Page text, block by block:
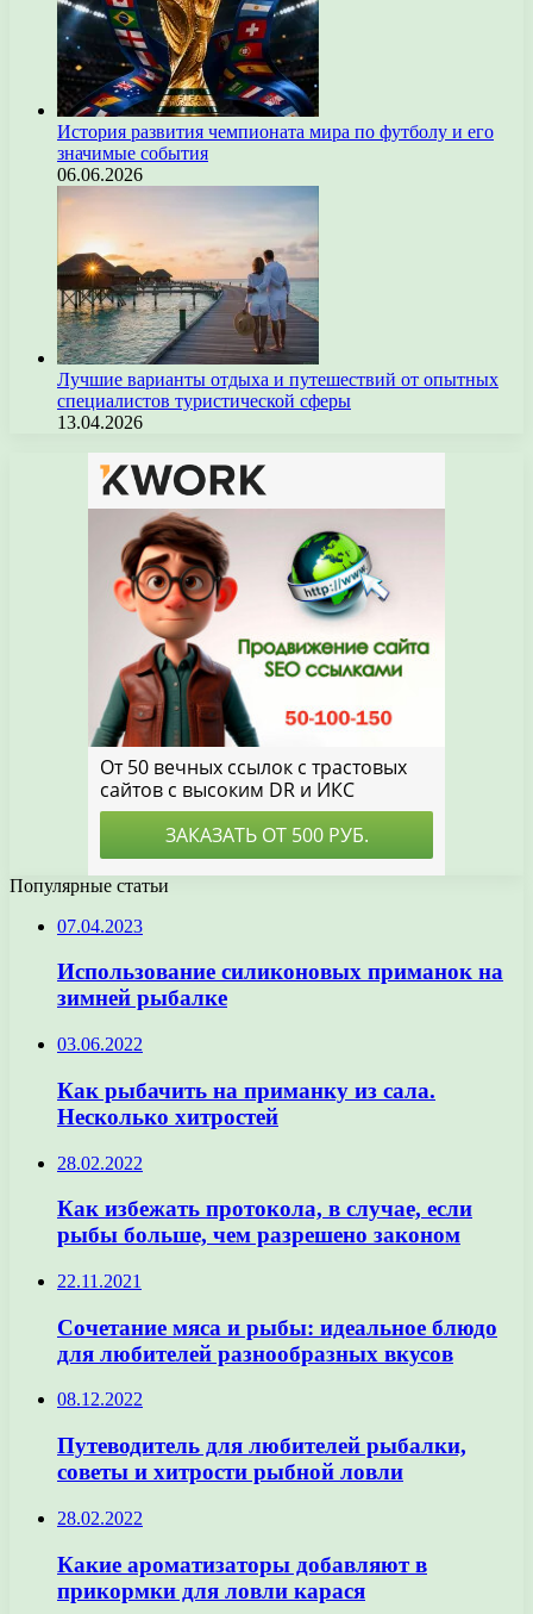
История развития чемпионата мира по футболу и его
значимые события
06.06.2026
Лучшие варианты отдыха и путешествий от опытных
специалистов туристической сферы
13.04.2026
Популярные статьи
07.04.2023
Использование силиконовых приманок на
зимней рыбалке
03.06.2022
Как рыбачить на приманку из сала.
Несколько хитростей
28.02.2022
Как избежать протокола, в случае, если
рыбы больше, чем разрешено законом
22.11.2021
Сочетание мяса и рыбы: идеальное блюдо
для любителей разнообразных вкусов
08.12.2022
Путеводитель для любителей рыбалки,
советы и хитрости рыбной ловли
28.02.2022
Какие ароматизаторы добавляют в
прикормки для ловли карася